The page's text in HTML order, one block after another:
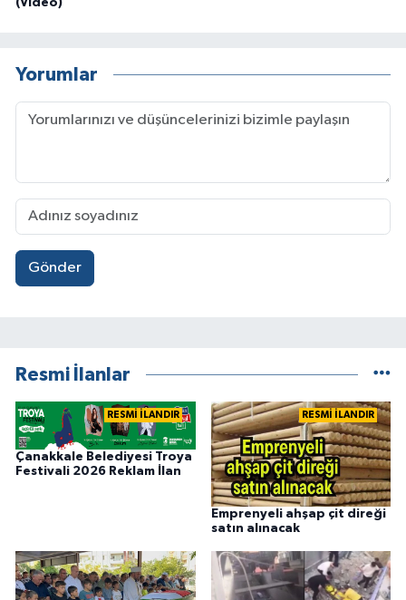
Yorumlar
Gönder
Resmi İlanlar
RESMİ İLANDIR
Çanakkale Belediyesi Troya
Festivali 2026 Reklam İlan
RESMİ İLANDIR
Emprenyeli ahşap çit direği
satın alınacak